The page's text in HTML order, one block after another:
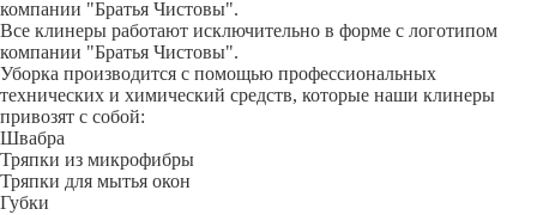
компании "Братья Чистовы".
Все клинеры работают исключительно в форме с логотипом
компании "Братья Чистовы".
Уборка производится с помощью профессиональных
технических и химический средств, которые наши клинеры
привозят с собой:
Швабра
Тряпки из микрофибры
Тряпки для мытья окон
Губки